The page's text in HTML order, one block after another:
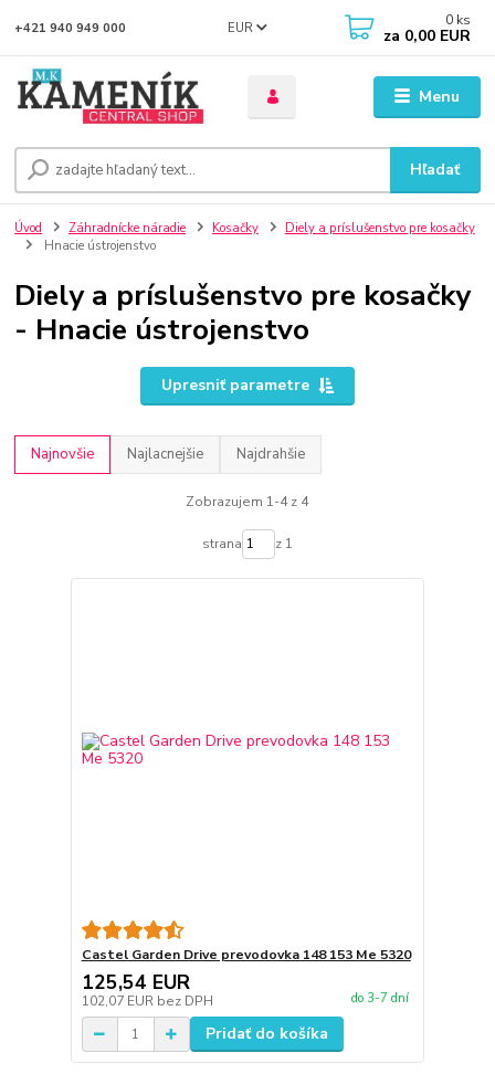
Menu
EUR
Hľadať
+421 940 949 000 0 ks
za 0,00 EUR
Úvod Záhradnícke náradie Kosačky
Diely a príslušenstvo pre kosačky
Hnacie ústrojenstvo
Diely a príslušenstvo pre kosačky
- Hnacie ústrojenstvo
Upresniť parametre
Najnovšie Najlacnejšie Najdrahšie
Zobrazujem 1-4 z 4
strana z 1
Castel Garden Drive prevodovka 148 153 Me 5320
125,54 EUR
102,07 EUR bez DPH do 3-7 dní
Pridať do košíka